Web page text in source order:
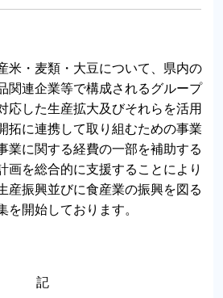
米・麦類・大豆について、県内の
関連企業等で構成されるグループ
応した生産拡大及びそれらを活用
拓に連携して取り組むための事業
業に関する経費の一部を補助する
画を総合的に支援することにより
産振興並びに食産業の振興を図る
を開始しております。
記